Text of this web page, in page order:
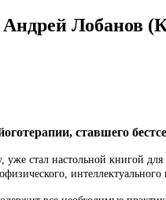
Лобанов
ставшего
стал настольной книгой
интеллектуального